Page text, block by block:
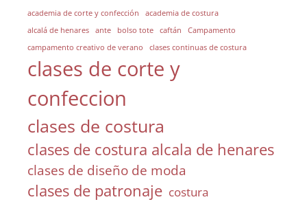
academia de corte y confección
academia de costura
alcalá de henares
ante bolso tote caftán
Campamento
campamento creativo de verano
clases continuas de costura
clases de corte y
confeccion
clases de costura
clases de costura alcala de henares
clases de diseño de moda
clases de patronaje costura